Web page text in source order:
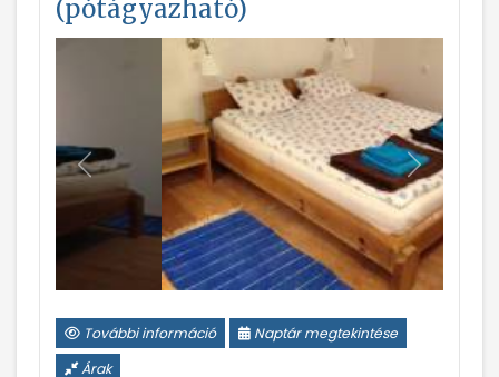
(pótágyazható)
Vissza
További információ
Naptár megtekintése
Árak